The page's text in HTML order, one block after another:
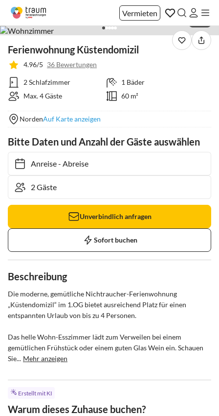
Vermieten
Ferienwohnung Küstendomizil
4.96/5 36 Bewertungen
2 Schlafzimmer
1 Bäder
Max. 4 Gäste
60 m²
NordenAuf Karte anzeigen
Bitte Daten und Anzahl der Gäste auswählen
Anreise- Abreise
Unverbindlich anfragen
Sofort buchen
Beschreibung
Die moderne, gemütliche Nichtraucher-Ferienwohnung
„Küstendomizil“ im 1.OG bietet ausreichend Platz für einen
entspannten Urlaub von bis zu 4 Personen.
Das helle Wohn-Esszimmer lädt zum Verweilen bei einem
gemütlichen Frühstück oder einem guten Glas Wein ein. Schauen
Sie... Mehr anzeigen
Erstellt mit KI
Warum dieses Zuhause buchen?